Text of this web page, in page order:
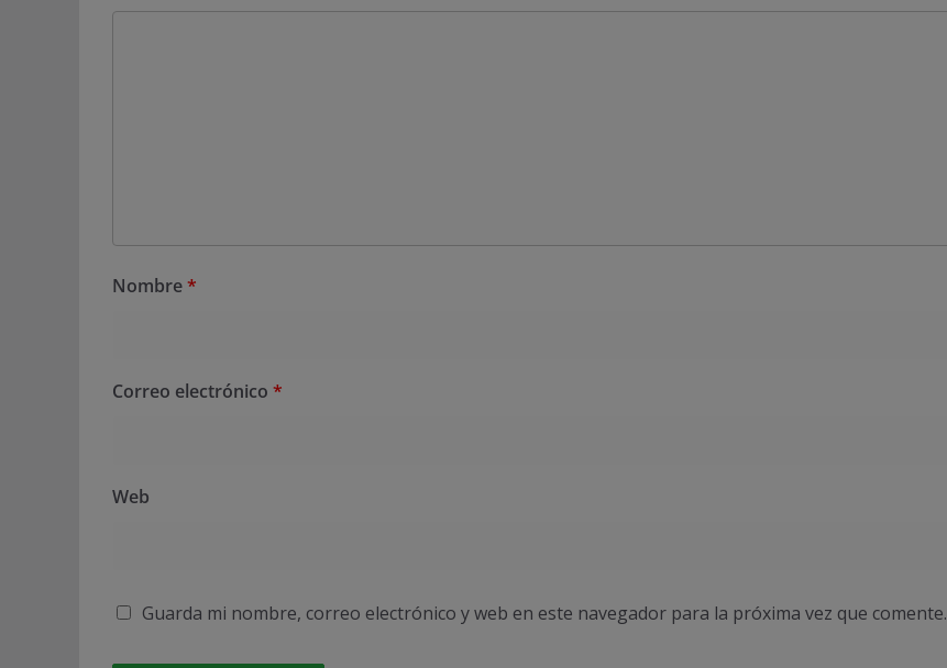
Nombre*
Correo electrónico *
Web
Guarda mi nombre, correo electrónico y web en este navegador para la próxima vez que comente.